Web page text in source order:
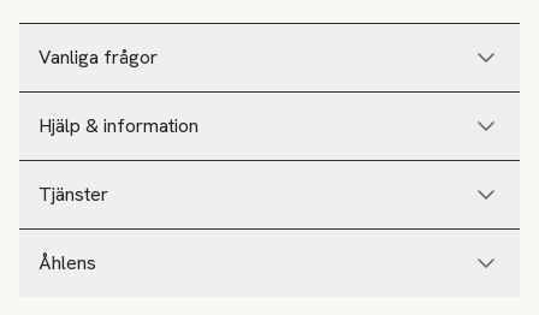
Vanliga frågor
Hjälp & information
Tjänster
Åhlens